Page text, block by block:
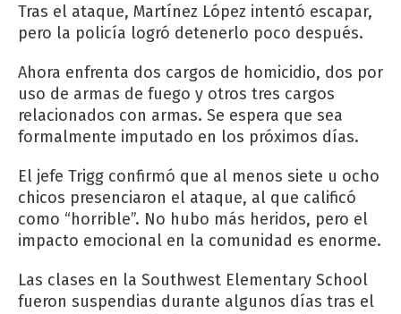
Tras el ataque, Martínez López intentó escapar,
pero la policía logró detenerlo poco después.
Ahora enfrenta dos cargos de homicidio, dos por
uso de armas de fuego y otros tres cargos
relacionados con armas. Se espera que sea
formalmente imputado en los próximos días.
El jefe Trigg confirmó que al menos siete u ocho
chicos presenciaron el ataque, al que calificó
como “horrible”. No hubo más heridos, pero el
impacto emocional en la comunidad es enorme.
Las clases en la Southwest Elementary School
fueron suspendias durante algunos días tras el